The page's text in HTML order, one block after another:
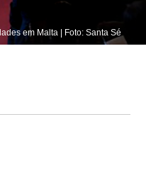
em Malta | Foto: Santa Sé